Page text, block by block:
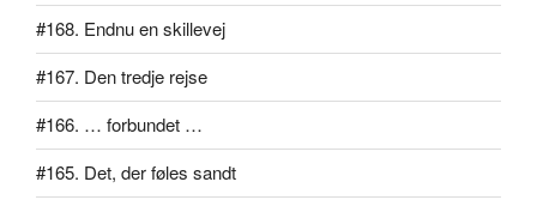
#168. Endnu en skillevej
#167. Den tredje rejse
#166. … forbundet …
#165. Det, der føles sandt